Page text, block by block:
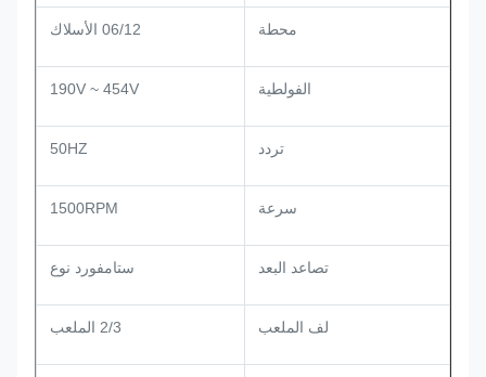
محطة 06/12 الأسلاك
الفولطية 190V ~ 454V
تردد 50HZ
سرعة 1500RPM
تصاعد البعد ستامفورد نوع
لف الملعب 2/3 الملعب